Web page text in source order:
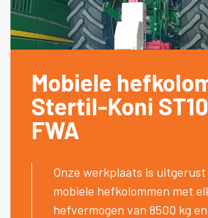
Mobiele
Stertil-Koni
FWA
Onze werkplaats is
mobiele hefkolommen met
hefvermogen van 8500 kg